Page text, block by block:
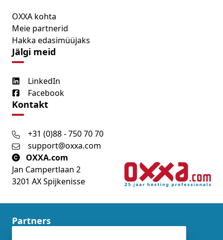
OXXA kohta
Meie partnerid
Hakka edasimüüjaks
Jälgi meid
LinkedIn
Facebook
Kontakt
+31 (0)88 - 750 70 70
support@oxxa.com
OXXA.com
Jan Campertlaan 2
3201 AX Spijkenisse
Partners